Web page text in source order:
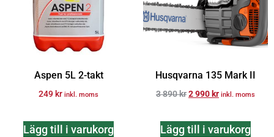
Aspen 5L 2-takt
249 kr inkl. moms
Lägg till i varukorg
Husqvarna 135 Mark II
3 890kr2 990 kr inkl. moms
Lägg till i varukorg